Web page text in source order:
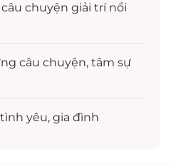
chuyện giải trínổi
câu chuyện, tâm sự
tình yêu, gia đình